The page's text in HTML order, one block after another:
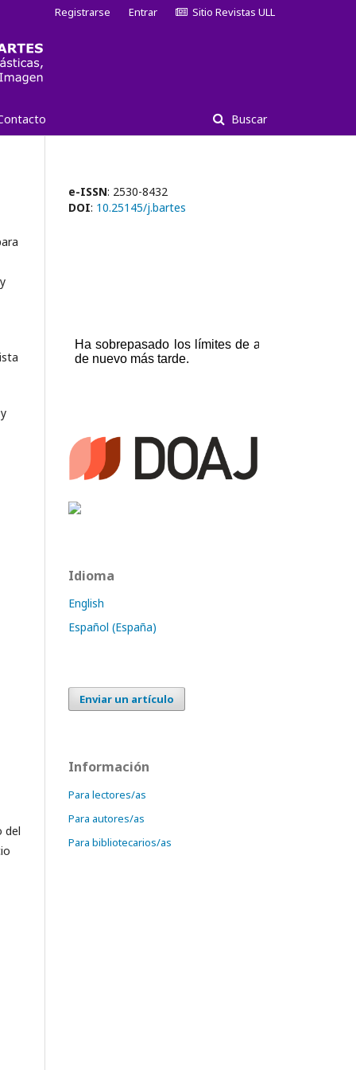
Buscar
Registrarse Entrar Sitio Revistas ULL
del
e-ISSN: 2530-8432
DOI: 10.25145/j.bartes
Idioma
English
Español (España)
Enviar un artículo
Información
Para lectores/as
Para autores/as
Para bibliotecarios/as